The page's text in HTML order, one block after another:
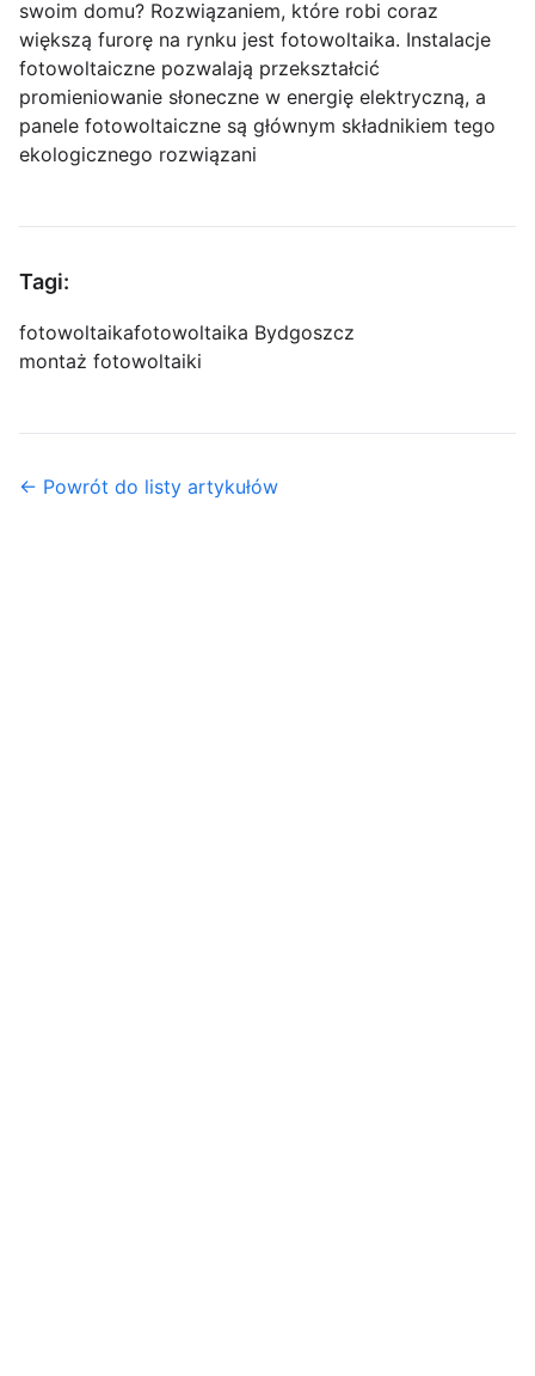
swoim domu? Rozwiązaniem, które robi coraz
większą furorę na rynku jest fotowoltaika. Instalacje
fotowoltaiczne pozwalają przekształcić
promieniowanie słoneczne w energię elektryczną, a
panele fotowoltaiczne są głównym składnikiem tego
ekologicznego rozwiązani
Tagi:
fotowoltaikafotowoltaika Bydgoszcz
montaż fotowoltaiki
← Powrót do listy artykułów